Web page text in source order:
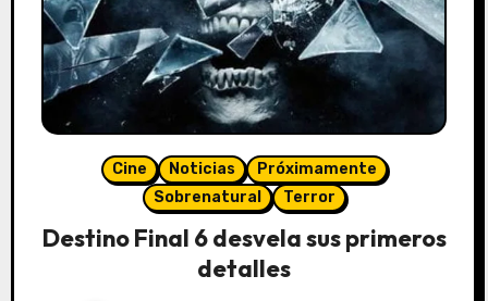
Cine Noticias
Próximamente
Sobrenatural
Terror
Destino Final 6 desvela sus primeros
detalles